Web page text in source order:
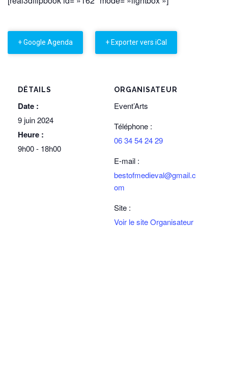
+ Google Agenda + Exporter vers iCal
DÉTAILS
Date :
9 juin 2024
Heure :
9h00 - 18h00
ORGANISATEUR
Event’Arts
Téléphone :
06 34 54 24 29
E-mail :
bestofmedieval@gmail.c
om
Site :
Voir le site Organisateur